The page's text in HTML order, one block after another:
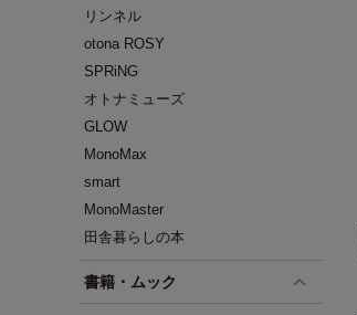
リンネル
otona ROSY
SPRiNG
オトナミューズ
GLOW
MonoMax
smart
MonoMaster
田舎暮らしの本
書籍・ムック